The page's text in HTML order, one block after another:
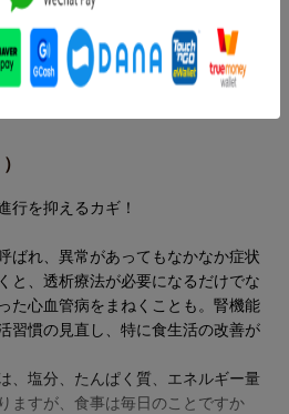
、塩分、たんぱく質、エネルギー量
ますが、食事は毎日のことですか
ら、無理なく続けることも大事。
栄養計算いらずで、誰でも簡単に作
リンの数値のほか、調理時間の目安
です。
の基本の食事』（2014年刊）を、
」「七訂食品成分表2020」に準拠し
行を抑えるカギ！
ばれ、異常があってもなかなか症状
と、透析療法が必要になるだけでな
た心血管病をまねくことも。腎機能
習慣の見直し、特に食生活の改善が
、塩分、たんぱく質、エネルギー量
ますが、食事は毎日のことですか